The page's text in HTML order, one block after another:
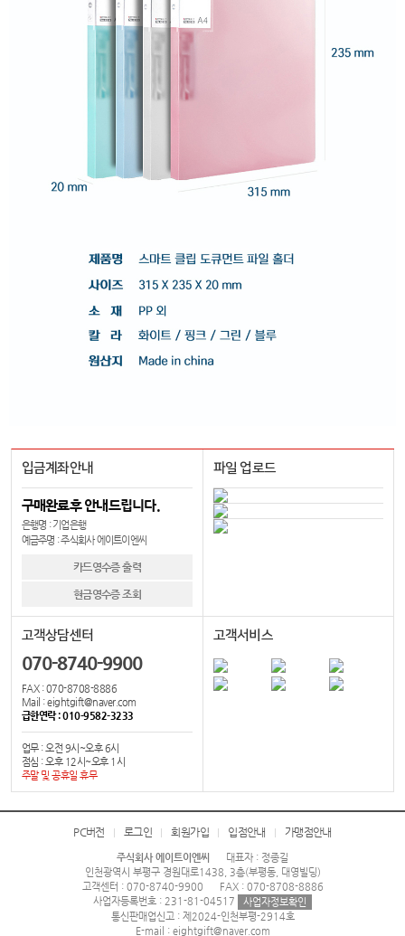
입금계좌안내
구매완료후 안내드립니다.
은행명 : 기업은행
예금주명 : 주식회사 에이트이엔씨
카드영수증 출력
현금영수증 조회
파일 업로드
고객상담센터
070-8740-9900
FAX : 070-8708-8886
Mail : eightgift@naver.com
급한연락 : 010-9582-3233
업무 : 오전 9시~오후 6시
점심 : 오후 12시~오후 1시
주말 및 공휴일 휴무
고객서비스
PC버전 로그인 회원가입 입점안내 가맹점안내
주식회사 에이트이엔씨
대표자 : 정종길
인천광역시 부평구 경원대로1438, 3층(부평동, 대영빌딩)
고객센터 : 070-8740-9900
FAX : 070-8708-8886
사업자등록번호 : 231-81-04517
사업자정보확인
통신판매업신고 : 제2024-인천부평-2914호
E-mail : eightgift@naver.com